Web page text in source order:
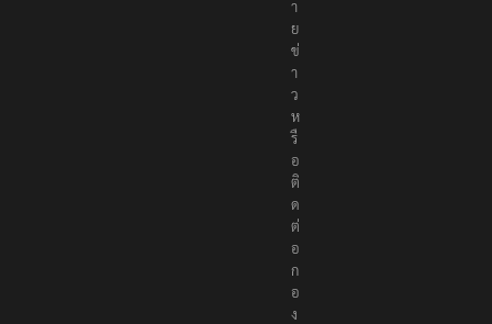
า
ย
ข่
า
ว
ห
รื
อ
ติ
ด
ต่
อ
ก
อ
ง